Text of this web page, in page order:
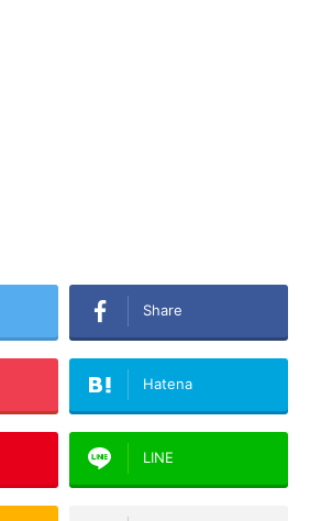
Share
Hatena
LINE